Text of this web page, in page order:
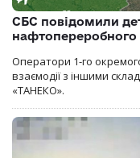
СБС повідомили
Оператори 1-го
взаємодії з іншими
«ТАНЕКО».